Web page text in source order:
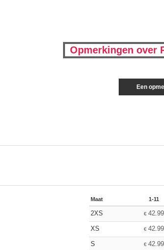
Opmerkingen over
Een
Maat 1-11
2XS €42.99
XS €42.99
S €42.99